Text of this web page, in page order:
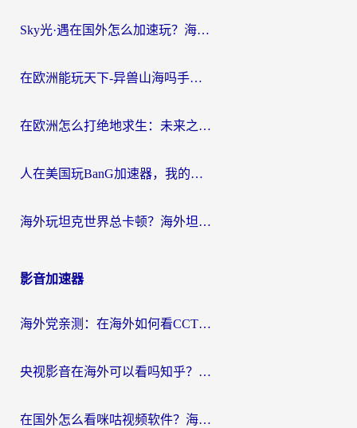
Sky光·遇在国外怎么加速玩？海外党亲测有效的国服游戏加速指南
在欧洲能玩天下-异兽山海吗手游？海外玩家的加速器生存指南
在欧洲怎么打绝地求生：未来之役不卡？留学生亲测的加速器避坑指南
人在美国玩BanG加速器，我的延迟终于绿了
海外玩坦克世界总卡顿？海外坦克世界加速器有哪些？实测好用的选择在这里
影音加速器
海外党亲测：在海外如何看CCTV？告别“仅限大陆播放”的实用指南
央视影音在海外可以看吗知乎？留学生亲测：3步解决地域限制+追剧自由
在国外怎么看咪咕视频软件？海外党亲测有效的回国加速方案